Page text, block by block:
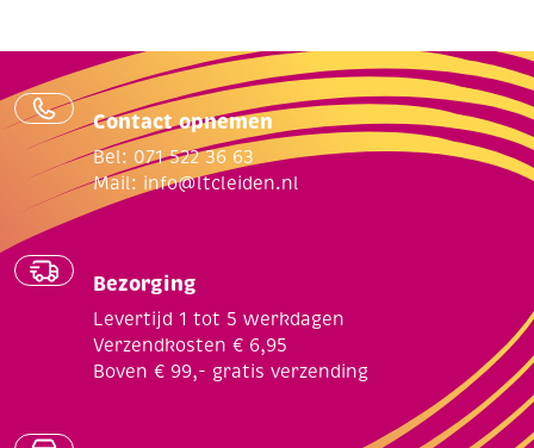
Contact opnemen
Bel: 071 522 36 63
Mail: info@ltcleiden.nl
Bezorging
Levertijd 1 tot 5 werkdagen
Verzendkosten € 6,95
Boven € 99,- gratis verzending